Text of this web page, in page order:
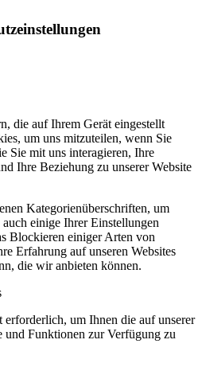
die auf Ihrem Gerät eingestellt
um uns mitzuteilen, wenn Sie
Sie mit uns interagieren, Ihre
Ihre Beziehung zu unserer Website
Kategorienüberschriften, um
einige Ihrer Einstellungen
Blockieren einiger Arten von
Erfahrung auf unseren Websites
die wir anbieten können.
um Ihnen die auf unserer
und Funktionen zur Verfügung zu